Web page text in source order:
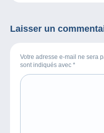
Laisser un
Votre adresse e-mail ne sera
sont indiqués avec *